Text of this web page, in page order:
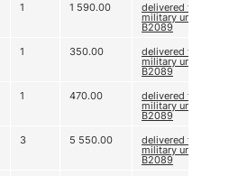
1 1 590.00 delivered to
military unit
В2089
1 350.00 delivered to
military unit
В2089
1 470.00 delivered to
military unit
В2089
3 5 550.00 delivered to
military unit
В2089